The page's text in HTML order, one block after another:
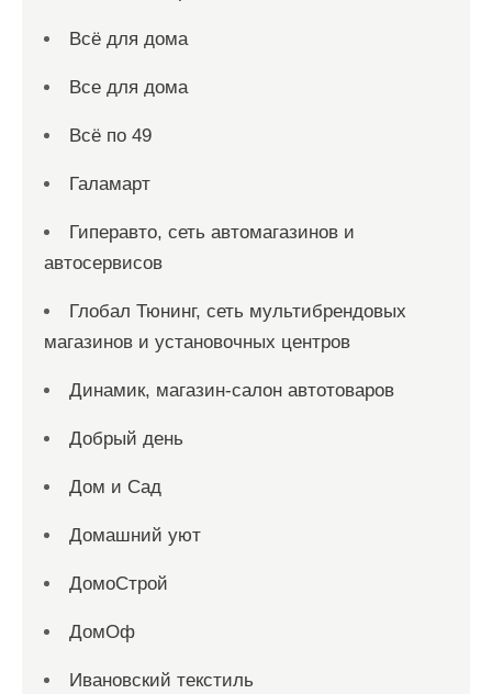
Всё для дома
Все для дома
Всё по 49
Галамарт
Гиперавто, сеть автомагазинов и
автосервисов
Глобал Тюнинг, сеть мультибрендовых
магазинов и установочных центров
Динамик, магазин-салон автотоваров
Добрый день
Дом и Сад
Домашний уют
ДомоСтрой
ДомОф
Ивановский текстиль